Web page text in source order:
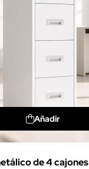
Añadir
de 4 cajones